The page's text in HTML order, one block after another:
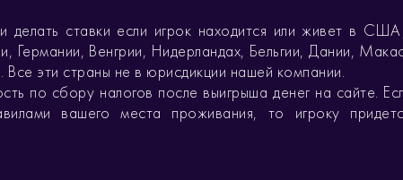
делать ставки если игрок находится или живет в
Германии, Венгрии, Нидерландах, Бельгии, Дании,
эти страны не в юрисдикции нашей компании.
по сбору налогов после выигрыша денег на сайте.
вашего места проживания, то игроку